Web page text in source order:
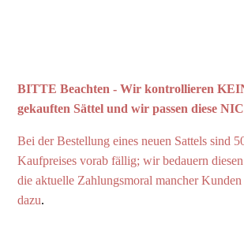
BITTE Beachten - Wir kontrollieren
gekauften Sättel und wir passen diese
Bei der Bestellung eines neuen Sattels sind
Kaufpreises vorab fällig; wir bedauern
die aktuelle Zahlungsmoral mancher
dazu.